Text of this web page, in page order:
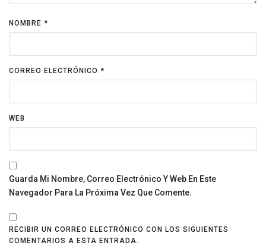
NOMBRE *
CORREO ELECTRÓNICO *
WEB
Guarda Mi Nombre, Correo Electrónico Y Web En Este
Navegador Para La Próxima Vez Que Comente.
RECIBIR UN CORREO ELECTRÓNICO CON LOS SIGUIENTES
COMENTARIOS A ESTA ENTRADA.